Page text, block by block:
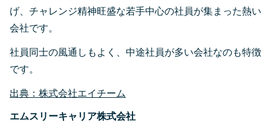
げ、チャレンジ精神旺盛な若手中心の社員が集まった熱い
会社です。
社員同士の風通しもよく、中途社員が多い会社なのも特徴
です。
出典：株式会社エイチーム
エムスリーキャリア株式会社